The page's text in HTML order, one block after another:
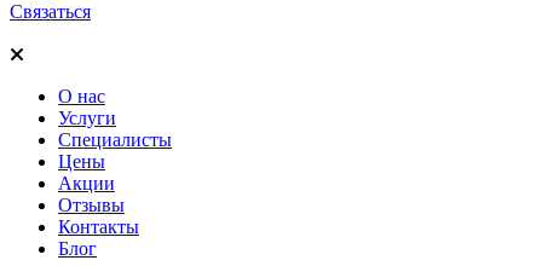
Связаться
О нас
Услуги
Специалисты
Цены
Акции
Отзывы
Контакты
Блог